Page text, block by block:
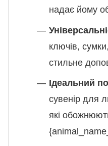
надає йому
ключів,
стильне
Ідеальний
сувенір для
які